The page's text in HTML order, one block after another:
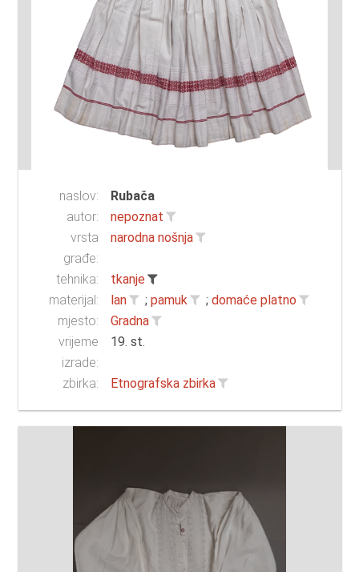
naslov:
Rubača
autor:
nepoznat
vrsta
građe:
narodna nošnja
tehnika:
tkanje
materijal:
lan ; pamuk ; domaće platno
mjesto:
Gradna
vrijeme
izrade:
19. st.
zbirka: Etnografska zbirka